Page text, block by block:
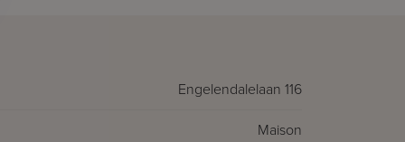
Engelendalelaan 116
Maison